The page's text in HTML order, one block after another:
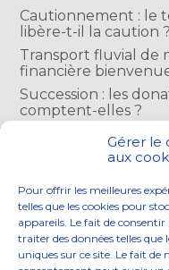
Gérer le
aux
Pour offrir les meilleures
telles que les cookies pour
appareils. Le fait de
traiter des données telles
uniques sur ce site. Le fait de
Cautionnement : le
libère-t-il la caution ?
Transport fluvial de
financière
Succession : les
comptent-elles ?
Encadrement des
COMMENTAIRES